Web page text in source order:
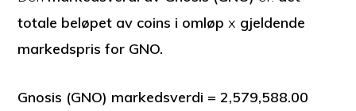
totale beløpet av coins i omløpx gjeldende
markedspris for GNO.
Gnosis (GNO) markedsverdi = 2,579,588.00